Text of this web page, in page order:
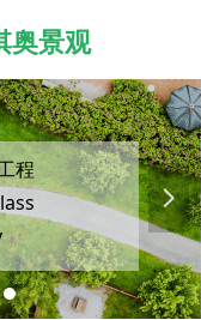
奥景观
程
projects
넲